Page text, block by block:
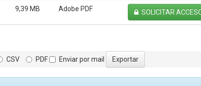
9,39 MB Adobe PDF SOLICITAR
CSV PDF Enviar por mail